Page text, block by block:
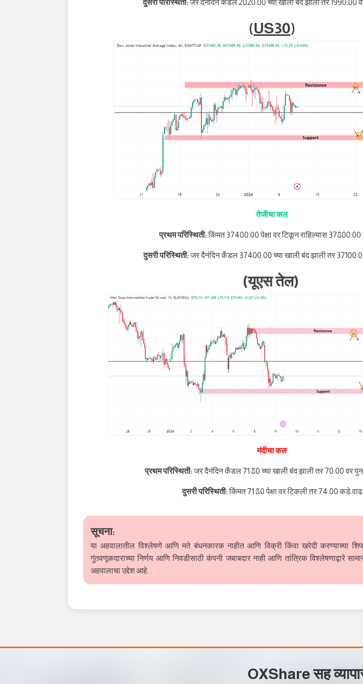
दुसरी परिस्थिती:जर दैनंदिन कँडल 2020.00 च्या खाली बंद झाली तर 1990.00
(US30)
तेजीचा कल
प्रथम परिस्थिती:किंमत 37400.00 पेक्षा वर टिकून राहिल्यास
दुसरी परिस्थिती:जर दैनंदिन कँडल 37400.00 च्या खाली बंद झाली तर
(यूएस तेल)
मंदीचा कल
प्रथम परिस्थिती:जर दैनंदिन कँडल 71.80 च्या खाली बंद झाली तर 70.00 वर
दुसरी परिस्थिती:किंमत 71.80 पेक्षा वर टिकली तर 74.00 कडे वाढ
सूचना:
या अहवालातील विश्लेषणे आणि मते बंधनकारक नाहीत आणि विक्री किंवा खरेदी करण्याच्या
गुंतवणूकदाराच्या निर्णय आणि निवडीसाठी कंपनी जबाबदार नाही आणि तांत्रिक विश्लेषणाद्वारे
अहवालाचा उद्देश आहे. .
OXShare सह